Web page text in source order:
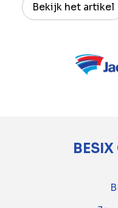
Bekijk het artikel